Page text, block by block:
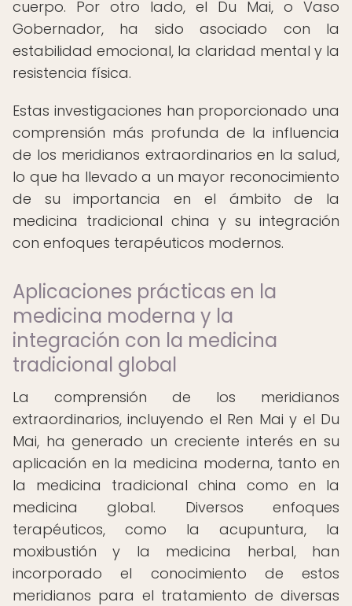
cuerpo. Por otro lado, el Du Mai, o Vaso
Gobernador, ha sido asociado con la
estabilidad emocional, la claridad mental y la
resistencia física.
Estas investigaciones han proporcionado una
comprensión más profunda de la influencia
de los meridianos extraordinarios en la salud,
lo que ha llevado a un mayor reconocimiento
de su importancia en el ámbito de la
medicina tradicional china y su integración
con enfoques terapéuticos modernos.
Aplicaciones prácticas en la
medicina moderna y la
integración con la medicina
tradicional global
La comprensión de los meridianos
extraordinarios, incluyendo el Ren Mai y el Du
Mai, ha generado un creciente interés en su
aplicación en la medicina moderna, tanto en
la medicina tradicional china como en la
medicina global. Diversos enfoques
terapéuticos, como la acupuntura, la
moxibustión y la medicina herbal, han
incorporado el conocimiento de estos
meridianos para el tratamiento de diversas